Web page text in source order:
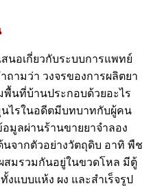
เกี่ยวกับระบบการแพทย์
ามว่า วงจรของการผลิตยา
พื้นที่บ้านประกอบด้วยอะไร
ไรในอดีตมีบทบาทกับผู้คน
มูลผ่านร้านขายยาจำลอง
นจากตัวอย่างวัตถุดิบ อาทิ พืช
สมรวมกันอยู่ในขวดโหล มีตู้
งแบบแห้ง ผง และสำเร็จรูป